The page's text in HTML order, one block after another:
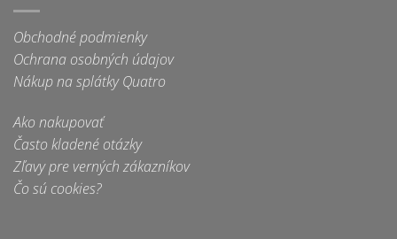
Obchodné podmienky
Ochrana osobných údajov
Nákup na splátky Quatro
Ako nakupovať
Často kladené otázky
Zľavy pre verných zákazníkov
Čo sú cookies?